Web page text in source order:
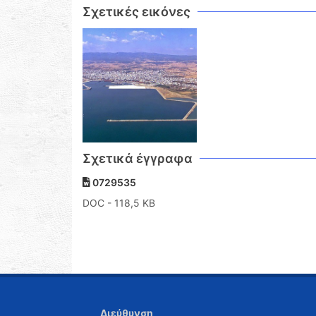
Σχετικές εικόνες
Σχετικά έγγραφα
0729535
DOC - 118,5 KB
Διεύθυνση